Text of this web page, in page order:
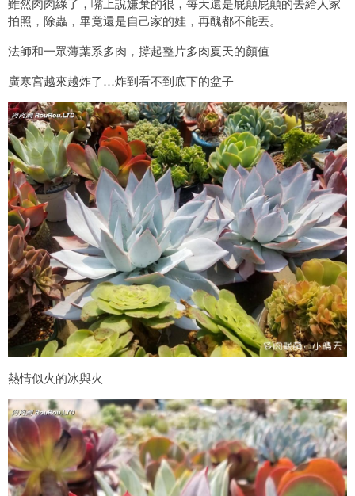
拍照，除蟲，畢竟還是自己家的娃，再醜都不能丟。
法師和一眾薄葉系多肉，撐起整片多肉夏天的顏值
廣寒宮越來越炸了…炸到看不到底下的盆子
熱情似火的冰與火